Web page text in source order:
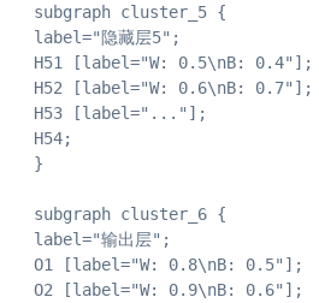
subgraph cluster_5 {
label="隐藏层5";
H51 [label="W: 0.5\nB: 0.4"];
H52 [label="W: 0.6\nB: 0.7"];
H53 [label="..."];
H54;
}
subgraph cluster_6 {
label="输出层";
O1 [label="W: 0.8\nB: 0.5"];
O2 [label="W: 0.9\nB: 0.6"];